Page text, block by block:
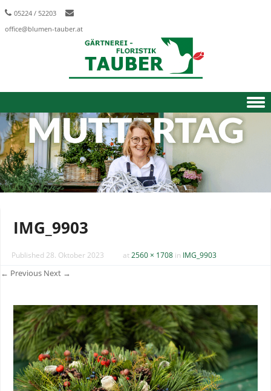
05224 / 52203
office@blumen-tauber.at
Skip to content
IMG_9903
Published 28. Oktober 2023 at2560 × 1708 in IMG_9903
← Previous Next →